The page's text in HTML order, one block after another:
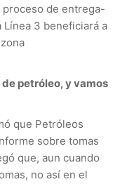
de entrega-
3 beneficiará a
petróleo, y vamos
que Petróleos
sobre tomas
que, aun cuando
no así en el